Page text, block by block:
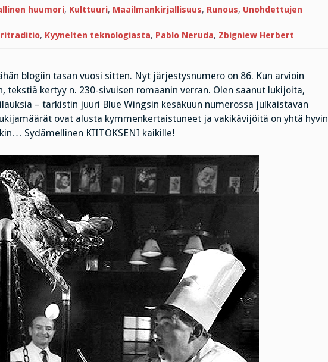
kana
vai
toisin
huumori, Kulttuuri, Maailmankirjallisuus, Runous, Unohdettujen
, Kyynelten teknologiasta, Pablo Neruda, Zbigniew Herbert
blogiin tasan vuosi sitten. Nyt järjestysnumero on 86. Kun arvioin
tekstiä kertyy n. 230-sivuisen romaanin verran. Olen saanut lukijoita,
– tarkistin juuri Blue Wingsin kesäkuun numerossa julkaistavan
ovat alusta kymmenkertaistuneet ja vakikävijöitä on yhtä hyvin
Sydämellinen KIITOKSENI kaikille!